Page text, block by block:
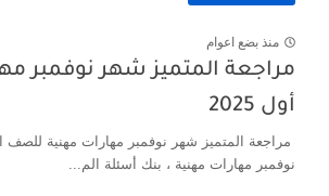
منذ بضع اعوام
مراجعة المتميز شهر نوفمبر
أول 2025
مراجعة المتميز شهر نوفمبر مهارات مهنية للصف
نوفمبر مهارات مهنية ، بنك أسئلة الم...